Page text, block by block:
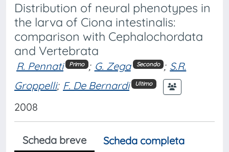
Distribution of neural phenotypes in
the larva of Ciona intestinalis:
comparison with Cephalochordata
and Vertebrata
R. Pennati Primo ; G. Zega Secondo ; S.R.
Groppelli; F. De Bernardi Ultimo
2008
Scheda breve
Scheda completa